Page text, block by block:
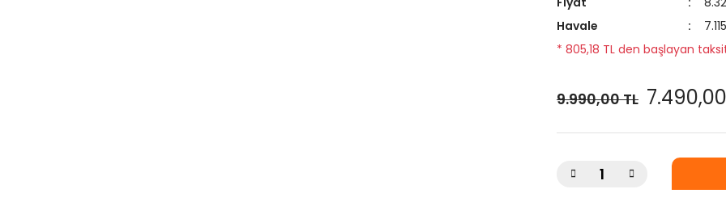
Havale
* 805,18 TL den başlayan
9.990,00 TL